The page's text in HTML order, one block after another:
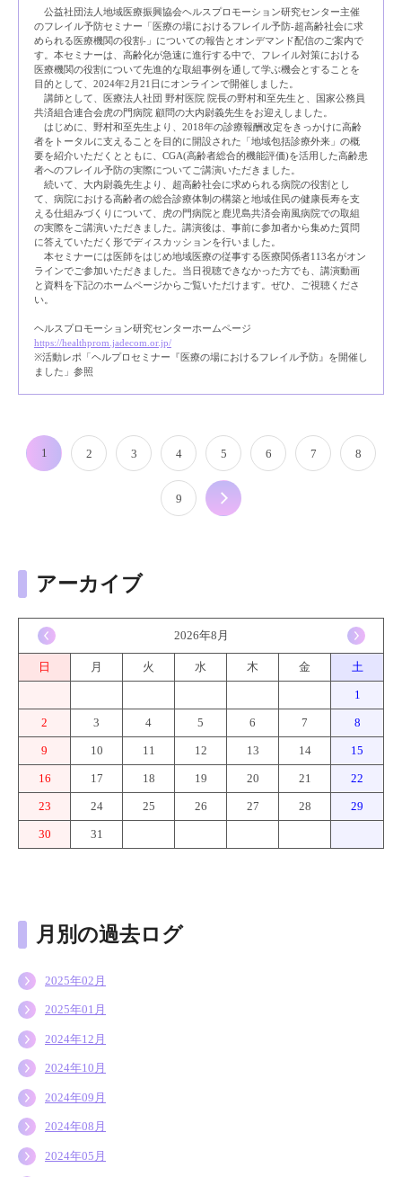
公益社団法人地域医療振興協会ヘルスプロモーション研究センター主催
のフレイル予防セミナー「医療の場におけるフレイル予防-超高齢社会に求
められる医療機関の役割-」についての報告とオンデマンド配信のご案内で
す。本セミナーは、高齢化が急速に進行する中で、フレイル対策における
医療機関の役割について先進的な取組事例を通して学ぶ機会とすることを
目的として、2024年2月21日にオンラインで開催しました。
講師として、医療法人社団 野村医院 院長の野村和至先生と、国家公務員
共済組合連合会虎の門病院 顧問の大内尉義先生をお迎えしました。
はじめに、野村和至先生より、2018年の診療報酬改定をきっかけに高齢
者をトータルに支えることを目的に開設された「地域包括診療外来」の概
要を紹介いただくとともに、CGA(高齢者総合的機能評価)を活用した高齢患
者へのフレイル予防の実際についてご講演いただきました。
続いて、大内尉義先生より、超高齢社会に求められる病院の役割とし
て、病院における高齢者の総合診療体制の構築と地域住民の健康長寿を支
える仕組みづくりについて、虎の門病院と鹿児島共済会南風病院での取組
の実際をご講演いただきました。講演後は、事前に参加者から集めた質問
に答えていただく形でディスカッションを行いました。
本セミナーには医師をはじめ地域医療の従事する医療関係者113名がオン
ラインでご参加いただきました。当日視聴できなかった方でも、講演動画
と資料を下記のホームページからご覧いただけます。ぜひ、ご視聴くださ
い。
ヘルスプロモーション研究センターホームページ
https://healthprom.jadecom.or.jp/
※活動レポ「ヘルプロセミナー『医療の場におけるフレイル予防』を開催し
ました」参照
1 2 3 4 5 6 7 8
9
アーカイブ
2026年8月
日 月 火 水 木 金 土
1
2 3 4 5 6 7 8
9 10 11 12 13 14 15
16 17 18 19 20 21 22
23 24 25 26 27 28 29
30 31
月別の過去ログ
2025年02月
2025年01月
2024年12月
2024年10月
2024年09月
2024年08月
2024年05月